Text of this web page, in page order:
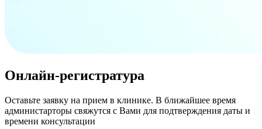
Онлайн-регистратура
Оставьте заявку на прием в клинике. В ближайшее время
администарторы свяжутся с Вами для подтверждения даты и
времени консультации